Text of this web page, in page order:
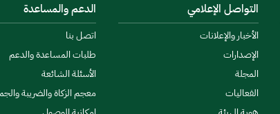
التواصل الإعلامي
الأخبار والإعلانات
الإصدارات
المجلة
الفعاليات
الدعم والمساعدة
اتصل بنا
طلبات المساعدة والدعم
الأسئلة الشائعة
معجم الزكاة والضريبة